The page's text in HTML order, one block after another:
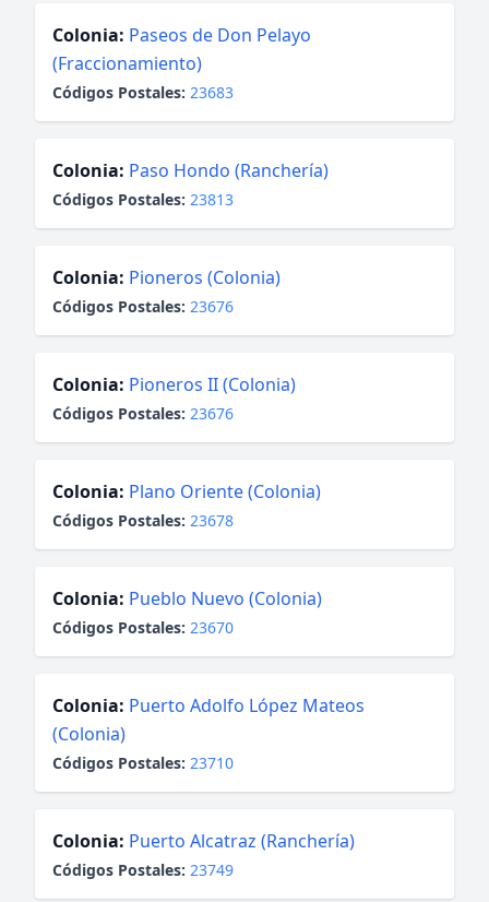
Colonia: Paseos de Don Pelayo
(Fraccionamiento)
Códigos Postales: 23683
Colonia: Paso Hondo (Ranchería)
Códigos Postales: 23813
Colonia: Pioneros (Colonia)
Códigos Postales: 23676
Colonia: Pioneros II (Colonia)
Códigos Postales: 23676
Colonia: Plano Oriente (Colonia)
Códigos Postales: 23678
Colonia: Pueblo Nuevo (Colonia)
Códigos Postales: 23670
Colonia: Puerto Adolfo López Mateos
(Colonia)
Códigos Postales: 23710
Colonia: Puerto Alcatraz (Ranchería)
Códigos Postales: 23749